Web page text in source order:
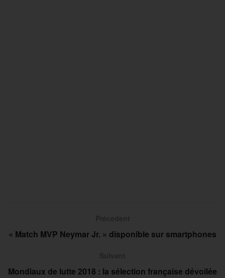
« Match MVP Neymar Jr. » disponible sur smartphones
Mondiaux de lutte 2018 : la sélection française dévoilée